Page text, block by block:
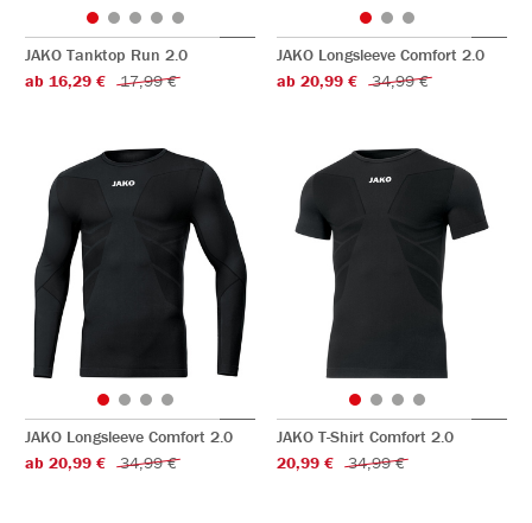
JAKO Tanktop Run 2.0
ab 16,29 €
17,99 €
JAKO Longsleeve Comfort 2.0
ab 20,99 €
34,99 €
JAKO Longsleeve Comfort 2.0
ab 20,99 €
34,99 €
JAKO T-Shirt Comfort 2.0
20,99 €
34,99 €